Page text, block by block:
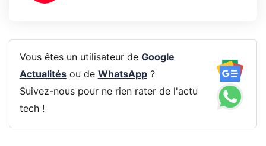
Vous êtes un utilisateur de Google
Actualitésou de WhatsApp?
Suivez-nous pour ne rien rater de l'actu
tech !